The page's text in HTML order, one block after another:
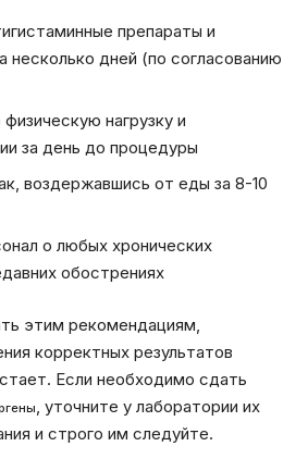
препараты и
несколько дней (по согласованию
нагрузку и
за день до процедуры
воздержавшись от еды за 8-10
о любых хронических
обострениях
этим рекомендациям,
корректных результатов
Если необходимо сдать
, уточните у лаборатории их
и строго им следуйте.